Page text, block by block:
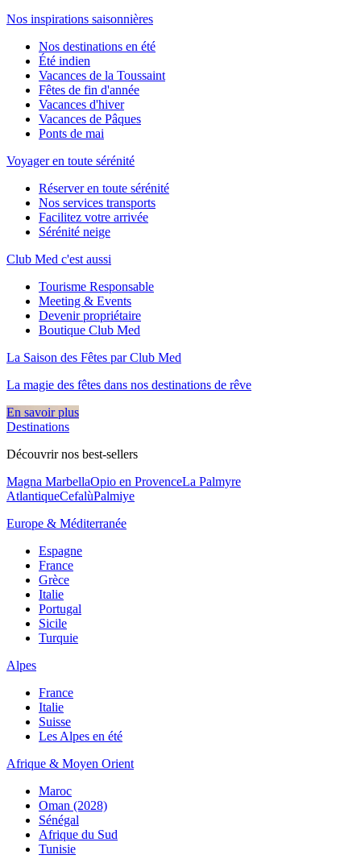
Nos inspirations saisonnières
Nos destinations en été
Été indien
Vacances de la Toussaint
Fêtes de fin d'année
Vacances d'hiver
Vacances de Pâques
Ponts de mai
Voyager en toute sérénité
Réserver en toute sérénité
Nos services transports
Facilitez votre arrivée
Sérénité neige
Club Med c'est aussi
Tourisme Responsable
Meeting & Events
Devenir propriétaire
Boutique Club Med
La Saison des Fêtes par Club Med
La magie des fêtes dans nos destinations de rêve​
En savoir plus
Destinations
Découvrir nos best-sellers
Magna MarbellaOpio en ProvenceLa Palmyre
AtlantiqueCefalùPalmiye
Europe & Méditerranée
Espagne
France
Grèce
Italie
Portugal
Sicile
Turquie
Alpes
France
Italie
Suisse
Les Alpes en été
Afrique & Moyen Orient
Maroc
Oman (2028)
Sénégal
Afrique du Sud
Tunisie